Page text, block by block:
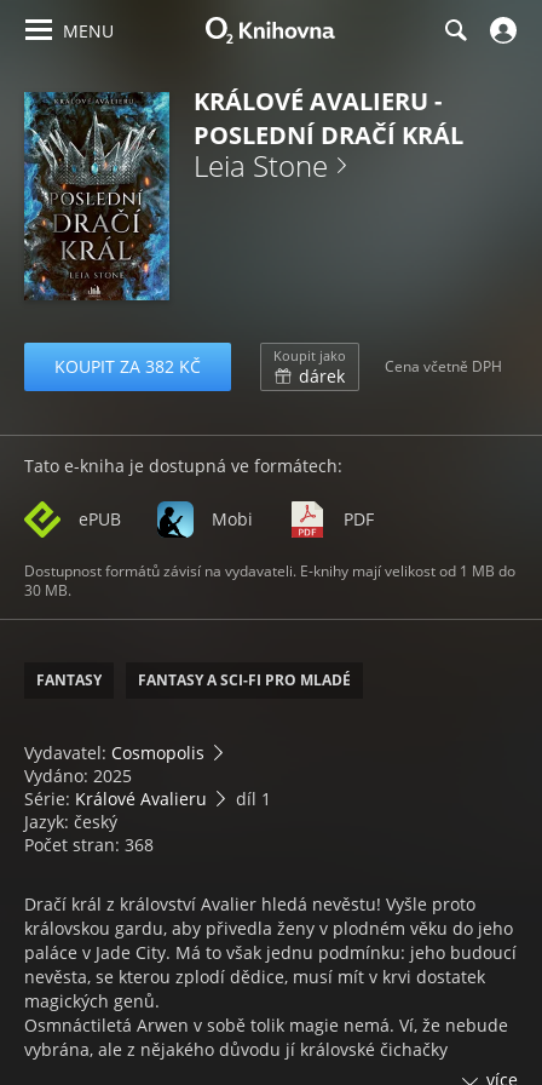
MENU
KRÁLOVÉ AVALIERU -
POSLEDNÍ DRAČÍ KRÁL
Leia Stone
KOUPIT ZA 382 KČ Koupit jako
dárek Cena včetně DPH
Tato e-kniha je dostupná ve formátech:
ePUB Mobi PDF
Dostupnost formátů závisí na vydavateli. E-knihy mají velikost od 1 MB do
30 MB.
FANTASY FANTASY A SCI-FI PRO MLADÉ
Vydavatel: Cosmopolis
Vydáno: 2025
Série: Králové Avalieru
díl 1
Jazyk: český
Počet stran: 368
Dračí král z království Avalier hledá nevěstu! Vyšle proto
královskou gardu, aby přivedla ženy v plodném věku do jeho
paláce v Jade City. Má to však jednu podmínku: jeho budoucí
nevěsta, se kterou zplodí dědice, musí mít v krvi dostatek
magických genů.
Osmnáctiletá Arwen v sobě tolik magie nemá. Ví, že nebude
vybrána, ale z nějakého důvodu jí královské čichačky
přikážou, aby se králi představila jako možná manželka.
více